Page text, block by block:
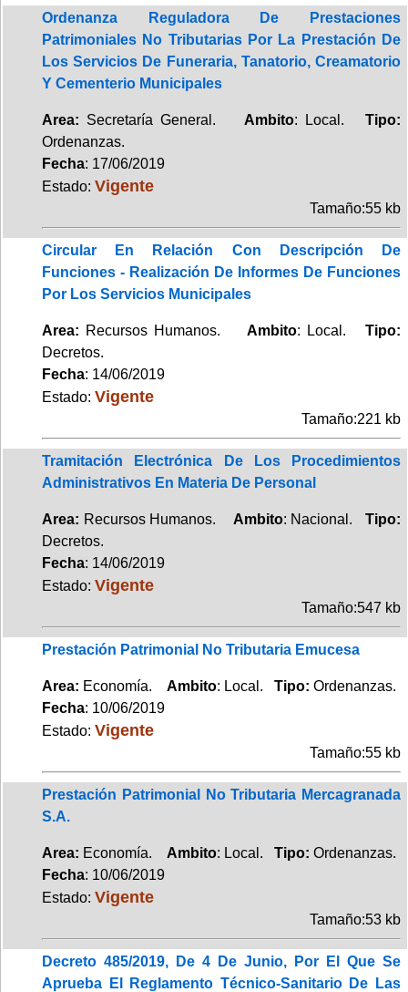
Ordenanza Reguladora De Prestaciones
Patrimoniales No Tributarias Por La Prestación De
Los Servicios De Funeraria, Tanatorio, Creamatorio
Y Cementerio Municipales
Area: Secretaría General. Ambito: Local.Tipo:
Ordenanzas.
Fecha: 17/06/2019
Estado: Vigente
Tamaño:55 kb
Circular En Relación Con Descripción De
Funciones - Realización De Informes De Funciones
Por Los Servicios Municipales
Area: Recursos Humanos. Ambito: Local.Tipo:
Decretos.
Fecha: 14/06/2019
Estado: Vigente
Tamaño:221 kb
Tramitación Electrónica De Los Procedimientos
Administrativos En Materia De Personal
Area: Recursos Humanos. Ambito: Nacional.Tipo:
Decretos.
Fecha: 14/06/2019
Estado: Vigente
Tamaño:547 kb
Prestación Patrimonial No Tributaria Emucesa
Area: Economía. Ambito: Local. Tipo: Ordenanzas.
Fecha: 10/06/2019
Estado: Vigente
Tamaño:55 kb
Prestación Patrimonial No Tributaria Mercagranada
S.A.
Area: Economía. Ambito: Local. Tipo: Ordenanzas.
Fecha: 10/06/2019
Estado: Vigente
Tamaño:53 kb
Decreto 485/2019, De 4 De Junio, Por El Que Se
Aprueba El Reglamento Técnico-Sanitario De Las